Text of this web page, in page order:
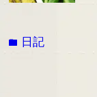
folder 日記